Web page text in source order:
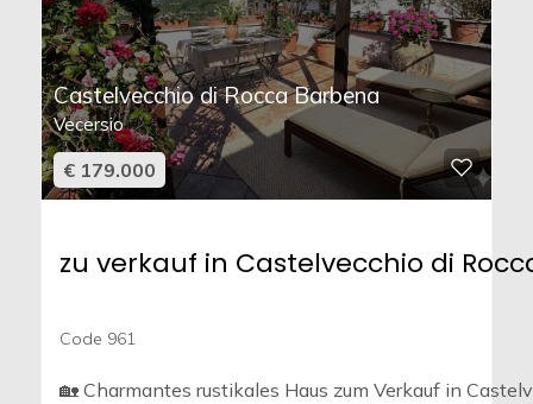
Castelvecchio di Rocca Barbena
Vecersio
€ 179.000
zu verkauf in Castelvecchio di
Code 961
🏡 Charmantes rustikales Haus zum Verkauf in